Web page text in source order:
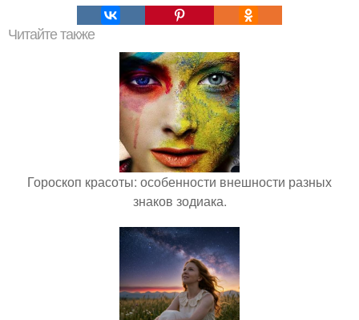
Читайте также
Гороскоп красоты: особенности внешности разных
знаков зодиака.